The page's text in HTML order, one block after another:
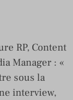
RP, Content
Manager : «
sous la
interview,